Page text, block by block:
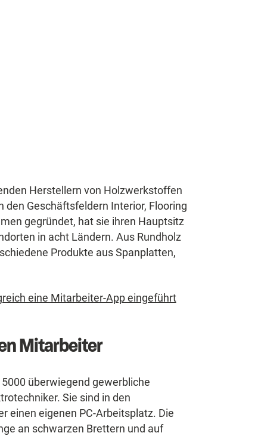
Herstellern von Holzwerkstoffen
Geschäftsfeldern Interior, Flooring
gegründet, hat sie ihren Hauptsitz
in acht Ländern. Aus Rundholz
Produkte aus Spanplatten,
eine Mitarbeiter-App eingeführt
Mitarbeiter
überwiegend gewerbliche
Sie sind in den
einen eigenen PC-Arbeitsplatz. Die
an schwarzen Brettern und auf